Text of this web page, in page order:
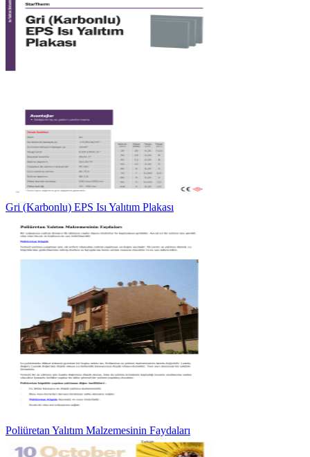
Gri (Karbonlu) EPS Isı Yalıtım Plakası
Poliüretan Yalıtım Malzemesinin Faydaları